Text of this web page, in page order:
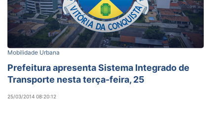
Mobilidade Urbana
Prefeitura apresenta Sistema Integrado de
Transporte nesta terça-feira, 25
25/03/2014 08:20:12